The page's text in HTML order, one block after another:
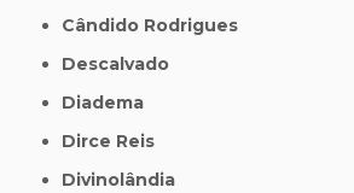
Cândido Rodrigues
Descalvado
Diadema
Dirce Reis
Divinolândia